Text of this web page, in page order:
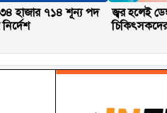
৩৪ হাজার ৭১৪ শূন্য পদ
জ্বর হলেই